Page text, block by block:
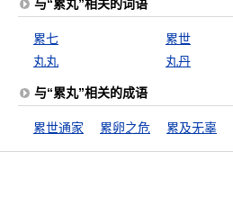
与“累丸”相关的词语
累七 累世
丸丸
丸丹
与“累丸”相关的成语
累世通家 累卵之危 累及无辜